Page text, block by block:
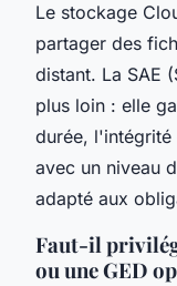
Le stockage
partager des
distant. La SAE
plus loin : elle
durée, l'intégrité
avec un niveau
adapté aux
Faut-il
ou une GED